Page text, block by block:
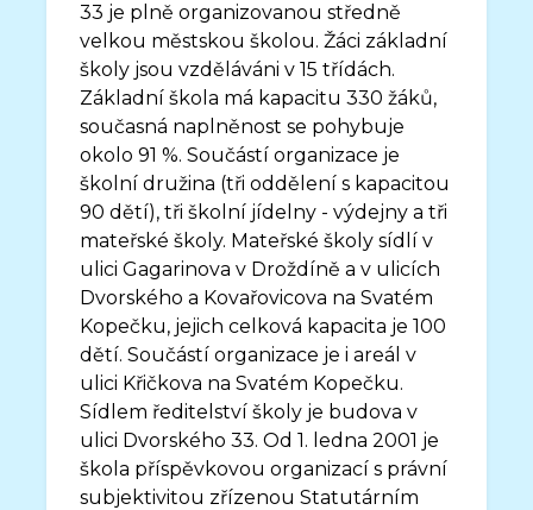
33 je plně organizovanou středně
velkou městskou školou. Žáci základní
školy jsou vzděláváni v 15 třídách.
Základní škola má kapacitu 330 žáků,
současná naplněnost se pohybuje
okolo 91 %. Součástí organizace je
školní družina (tři oddělení s kapacitou
90 dětí), tři školní jídelny - výdejny a tři
mateřské školy. Mateřské školy sídlí v
ulici Gagarinova v Droždíně a v ulicích
Dvorského a Kovařovicova na Svatém
Kopečku, jejich celková kapacita je 100
dětí. Součástí organizace je i areál v
ulici Křičkova na Svatém Kopečku.
Sídlem ředitelství školy je budova v
ulici Dvorského 33. Od 1. ledna 2001 je
škola příspěvkovou organizací s právní
subjektivitou zřízenou Statutárním